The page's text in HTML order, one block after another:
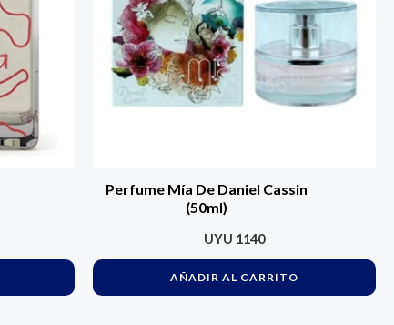
Perfume Mía De Daniel Cassin
(50ml)
UYU 1140
AÑADIR AL CARRITO